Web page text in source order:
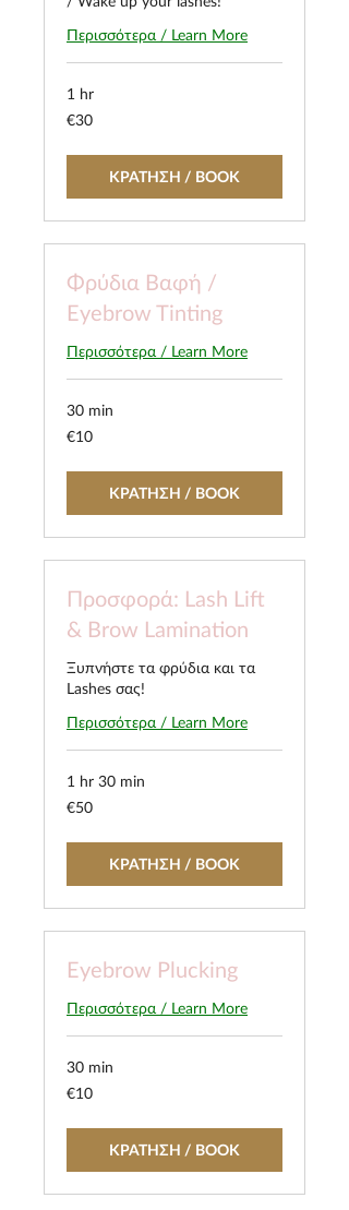
Περισσότερα / Learn More
1 hr
30
euros
€30
ΚΡΑΤΗΣΗ / BOOK
Φρύδια Βαφή /
Eyebrow Tinting
Περισσότερα / Learn More
30 min
10
euros
€10
ΚΡΑΤΗΣΗ / BOOK
Προσφορά: Lash Lift
& Brow Lamination
Ξυπνήστε τα φρύδια και τα
Lashes σας!
Περισσότερα / Learn More
1 hr 30 min
50
euros
€50
ΚΡΑΤΗΣΗ / BOOK
Eyebrow Plucking
Περισσότερα / Learn More
30 min
10
euros
€10
ΚΡΑΤΗΣΗ / BOOK